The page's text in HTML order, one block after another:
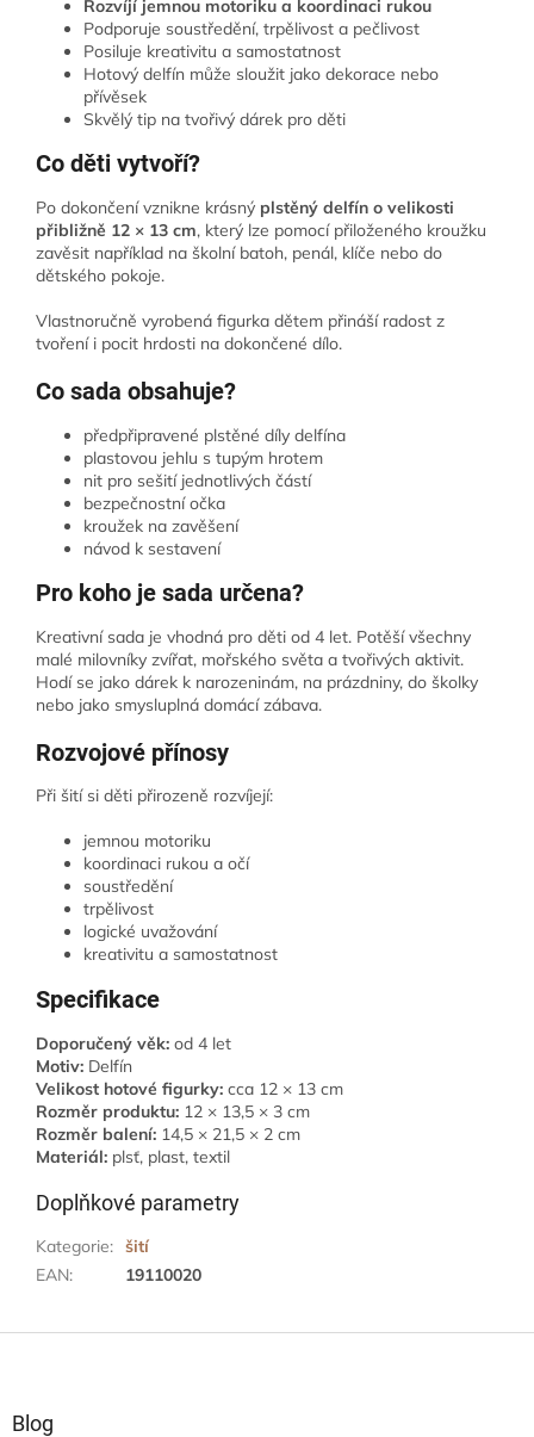
Rozvíjí jemnou motoriku a koordinaci rukou
Podporuje soustředění, trpělivost a pečlivost
Posiluje kreativitu a samostatnost
Hotový delfín může sloužit jako dekorace nebo
přívěsek
Skvělý tip na tvořivý dárek pro děti
Co děti vytvoří?
Po dokončení vznikne krásný plstěný delfín o velikosti
přibližně 12 × 13 cm, který lze pomocí přiloženého kroužku
zavěsit například na školní batoh, penál, klíče nebo do
dětského pokoje.
Vlastnoručně vyrobená figurka dětem přináší radost z
tvoření i pocit hrdosti na dokončené dílo.
Co sada obsahuje?
předpřipravené plstěné díly delfína
plastovou jehlu s tupým hrotem
nit pro sešití jednotlivých částí
bezpečnostní očka
kroužek na zavěšení
návod k sestavení
Pro koho je sada určena?
Kreativní sada je vhodná pro děti od 4 let. Potěší všechny
malé milovníky zvířat, mořského světa a tvořivých aktivit.
Hodí se jako dárek k narozeninám, na prázdniny, do školky
nebo jako smysluplná domácí zábava.
Rozvojové přínosy
Při šití si děti přirozeně rozvíjejí:
jemnou motoriku
koordinaci rukou a očí
soustředění
trpělivost
logické uvažování
kreativitu a samostatnost
Specifikace
Doporučený věk: od 4 let
Motiv: Delfín
Velikost hotové figurky: cca 12 × 13 cm
Rozměr produktu: 12 × 13,5 × 3 cm
Rozměr balení: 14,5 × 21,5 × 2 cm
Materiál: plsť, plast, textil
Doplňkové parametry
Kategorie: šití
EAN: 19110020
Blog